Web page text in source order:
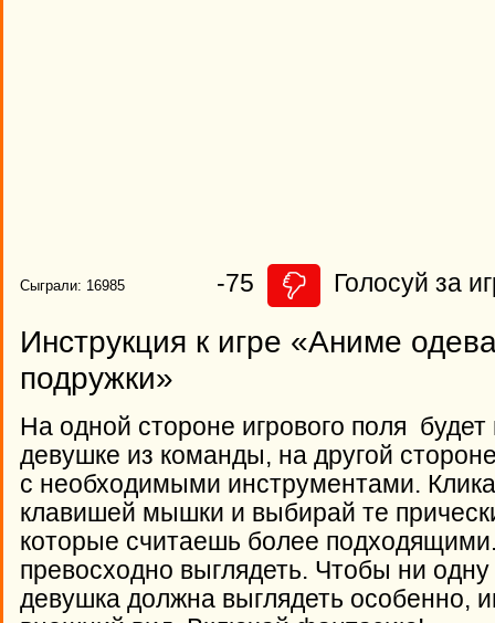
Сыграли: 16985 -75 Голосуй за
Инструкция к игре «Аниме
подружки»
На одной стороне игрового поля будет
девушке из команды, на другой
с необходимыми инструментами.
клавишей мышки и выбирай те
которые считаешь более
превосходно выглядеть. Чтобы ни
девушка должна выглядеть особенно,